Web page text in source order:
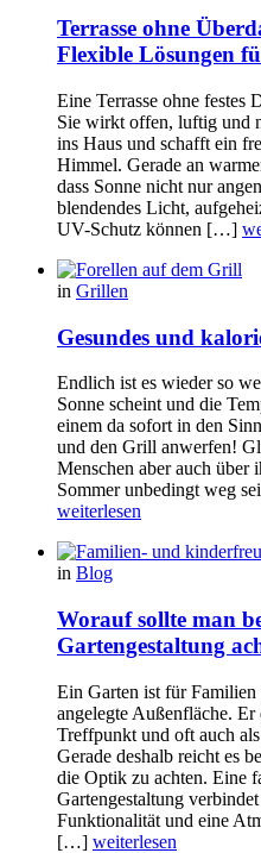
Terrasse ohne
Flexible Lösungen
Eine Terrasse ohne festes
Sie wirkt offen, luftig und
ins Haus und schafft ein
Himmel. Gerade an
dass Sonne nicht nur
blendendes Licht,
UV-Schutz können […]
in Grillen
Gesundes und
Endlich ist es wieder so
Sonne scheint und die
einem da sofort in den
und den Grill anwerfen!
Menschen aber auch über
Sommer unbedingt weg
weiterlesen
in Blog
Worauf sollte man
Gartengestaltung
Ein Garten ist für Familien
angelegte Außenfläche.
Treffpunkt und oft auch
Gerade deshalb reicht es
die Optik zu achten. Eine
Gartengestaltung
Funktionalität und eine
[…] weiterlesen